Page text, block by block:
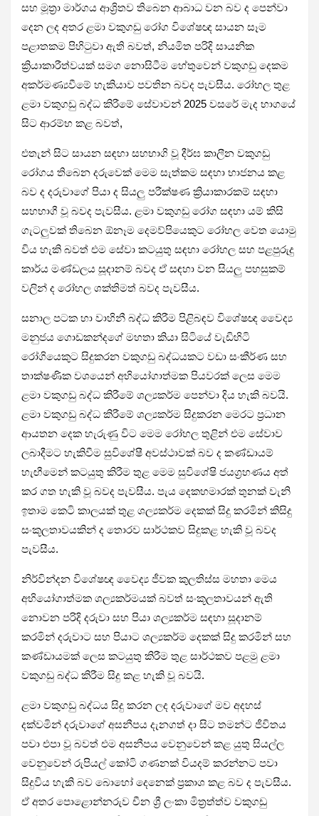
සහ මූත්‍රා මාර්ගය ආශ්‍රිතව තිබෙන ආබාධ වන බව ද පෙන්වා
දෙන ලද අතර ළමා වකුගඩු රෝග විශේෂඥ සායන සෑම
පළාතකම පිහිටුවා ඇති බවත්, නියමිත පරිදි සායනික
ක්‍රියාකාරීත්වයක් සමග නොසිටීම හේතුවෙන් වකුගඩු දෙකම
අකර්මණ්‍යවීමේ හැකියාව පවතින බවද පැවසීය. රෝහල තුළ
ළමා වකුගඩු බද්ධ කිරීමේ සේවාවන් 2025 වසරේ මැද භාගයේ
සිට ආරම්භ කළ බවත්,
එතැන් සිට සායන සඳහා සහභාගි වූ දීර්ඝ කාලීන වකුගඩු
රෝගය තිබෙන දරුවෙක් මෙම සැත්කම සඳහා භාජනය කළ
බව ද දරුවාගේ පියා ද සියලු පරීක්ෂණ ක්‍රියාකාරකම් සඳහා
සහභාගී වූ බවද පැවසීය. ළමා වකුගඩු රෝග සඳහා යම් කිසි
ගැටලුවක් තිබෙන ඕනෑම දෙමව්පියෙකුට රෝහල වෙත යොමු
විය හැකි බවත් එම සේවා කටයුතු සඳහා රෝහල සහ පළපුරුදු
කාර්ය මණ්ඩලය සූදානම් බවද ඒ සඳහා වන සියලු පහසුකම්
වලින් ද රෝහල ශක්තිමත් බවද පැවසීය.
සනාල පටක හා වාහිනී බද්ධ කිරීම පිළිබඳව විශේෂඥ වෛද්‍ය
මනුජය ගොඩකන්දගේ මහතා කියා සිටියේ වැඩිහිටි
රෝගියෙකුට සිදුකරන වකුගඩු බද්ධයකට වඩා සංකීර්ණ සහ
තාක්ෂණික වශයෙන් අභියෝගාත්මක පියවරක් ලෙස මෙම
ළමා වකුගඩු බද්ධ කිරීමේ ශල්‍යකර්ම පෙන්වා දිය හැකි බවයි.
ළමා වකුගඩු බද්ධ කිරීමේ ශල්‍යකර්ම සිදුකරන මෙරට ප්‍රධාන
ආයතන දෙක හැරුණු විට මෙම රෝහල තුළින් එම සේවාව
ලබාදීමට හැකිවීම සුවිශේෂී අවස්ථාවක් බව ද කණ්ඩායම්
හැඟීමෙන් කටයුතු කිරීම තුළ මෙම සුවිශේෂි ජයග්‍රහණය අත්
කර ගත හැකි වූ බවද පැවසීය. පැය දෙකහමාරක් තුනක් වැනි
ඉතාම කෙටි කාලයක් තුළ ශල්‍යකර්ම දෙකක් සිදු කරමින් කිසිදු
සංකූලතාවයකින් ද තොරව සාර්ථකව සිදුකළ හැකි වූ බවද
පැවසීය.
නිර්වින්දන විශේෂඥ වෛද්‍ය ජීවක කුලතිස්ස මහතා මෙය
අභියෝගාත්මක ශල්‍යකර්මයක් බවත් සංකූලතාවයන් ඇති
නොවන පරිදි දරුවා සහ පියා ශල්‍යකර්ම සඳහා සූදානම්
කරමින් දරුවාට සහ පියාට ශල්‍යකර්ම දෙකක් සිදු කරමින් සහ
කණ්ඩායමක් ලෙස කටයුතු කිරීම තුළ සාර්ථකව පළමු ළමා
වකුගඩු බද්ධ කිරීම සිදු කළ හැකි වූ බවයි.
ළමා වකුගඩු බද්ධය සිදු කරන ලද දරුවාගේ මව අදහස්
දක්වමින් දරුවාගේ අසනීපය දැනගත් දා සිට තමන්ට ජීවිතය
පවා එපා වූ බවත් එම අසනීපය වෙනුවෙන් කළ යුතු සියල්ල
වෙනුවෙන් රුපියල් කෝටි ගණනක් වියදම් කරන්නට පවා
සිදුවිය හැකි බව බොහෝ දෙනෙක් ප්‍රකාශ කළ බව ද පැවසීය.
ඒ අතර පොළොන්නරුව චීන ශ්‍රී ලංකා මිත්‍රත්ත්ව වකුගඩු